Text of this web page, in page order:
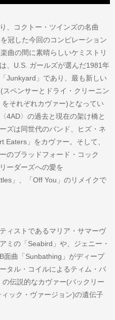
、コクトー・ツインズの名曲
冠した今回のコンピレーション
曲の間に素晴らしいケミストリ
、U.S. ガールズが選んだ1981年
Junkyard」であり、最も新しい
ペンサーとドライ・クリーニン
それぞれカヴァー)となってい
4AD〉の過去と現在の架け橋と
ズは同世代のバンド、ヒズ・ネ
Eaters」をカヴァー。そして、
のブラッドフォード・コック
ーダーズへの愛を
」、「Off You」のリメイクで
ィストであるマリア・サマーヴ
ミの「Seabird」や、ジェニー・
面曲「Sunbathing」がディープ
タル・コイルによるティム・バ
伝説的なカヴァー(バックリー
ック・ヴァージョン)の遺伝子